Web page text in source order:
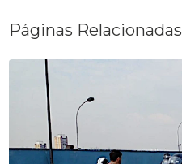
Páginas Relacionadas